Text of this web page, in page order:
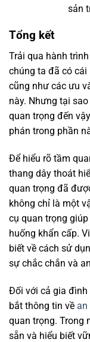
sản
Tổng kết
Trải qua hành
chúng ta đã có cái
cũng như các ưu
này. Nhưng tại
quan trọng đến
phán trong phần
Để hiểu rõ tầm
thang dây thoát
quan trọng đã
không chỉ là một
cụ quan trọng
huống khẩn cấp.
biết về cách sử
sự chắc chắn và
Đối với cả gia đình
bắt thông tin về an
quan trọng. Trong
sẵn và hiểu biết